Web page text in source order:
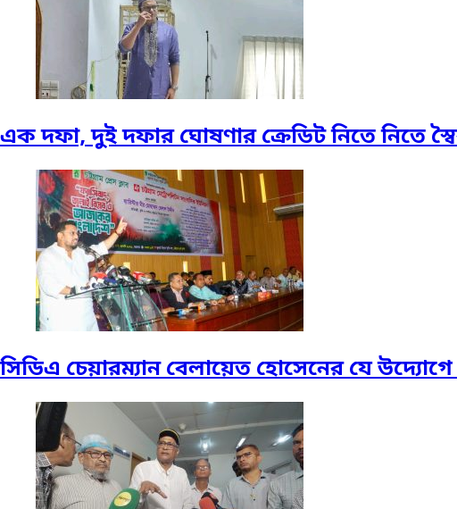
এক দফা, দুই দফার ঘোষণার ক্রেডিট নিতে নিতে
সিডিএ চেয়ারম্যান বেলায়েত হোসেনের যে